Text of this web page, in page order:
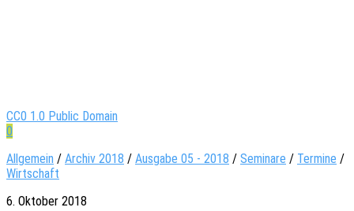
CC0 1.0 Public Domain
0
Allgemein / Archiv 2018 / Ausgabe 05 - 2018 / Seminare / Termine /
Wirtschaft
6. Oktober 2018